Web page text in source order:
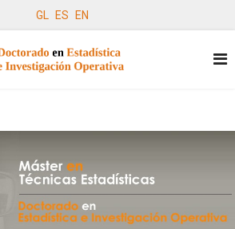
GL ES EN